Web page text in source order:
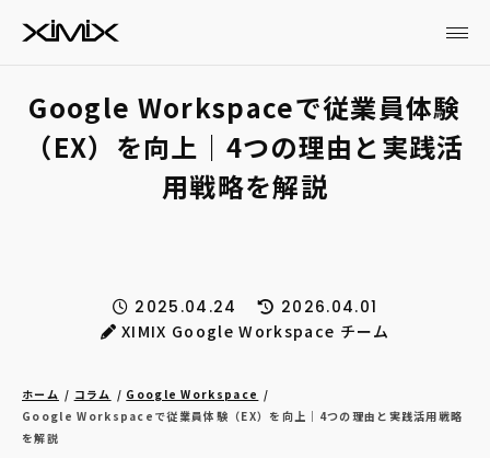
Google Workspaceで従業員体験
（EX）を向上｜4つの理由と実践活
用戦略を解説
2025.04.24
2026.04.01
XIMIX Google Workspace チーム
ホーム コラム
Google Workspace
Google Workspaceで従業員体験（EX）を向上｜4つの理由と実践活用戦略
を解説